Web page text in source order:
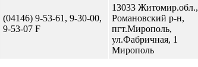
(04146) 9-53-61, 9-30-00,
9-53-07 F
13033 Житомир.обл.,
Романовский р-н,
пгт.Мирополь,
ул.Фабричная, 1
Мирополь